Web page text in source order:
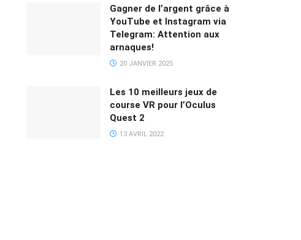
Gagner de l’argent grâce à
YouTube et Instagram via
Telegram: Attention aux
arnaques!
20 JANVIER 2025
Les 10 meilleurs jeux de
course VR pour l’Oculus
Quest 2
13 AVRIL 2022